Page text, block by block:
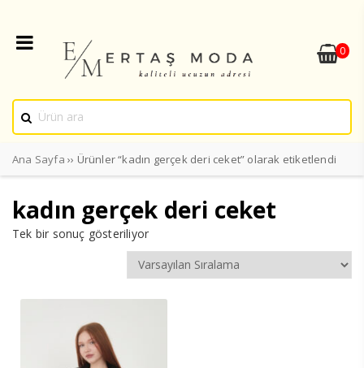
0
Ana Sayfa ›› Ürünler “kadın gerçek deri ceket” olarak etiketlendi
kadın gerçek deri ceket
Tek bir sonuç gösteriliyor